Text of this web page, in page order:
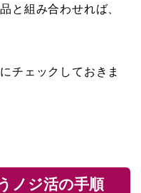
と組み合わせれば、
チェックしておきま
ノジ活の手順